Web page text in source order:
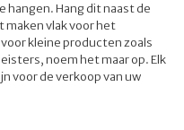
hangen. Hang dit naast de
maken vlak voor het
kleine producten zoals
noem het maar op. Elk
voor de verkoop van uw